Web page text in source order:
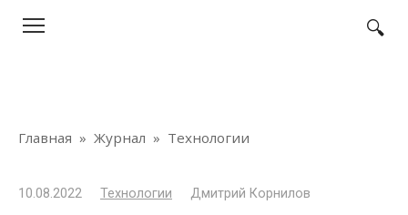
Главная » Журнал » Технологии
10.08.2022 Технологии Дмитрий Корнилов